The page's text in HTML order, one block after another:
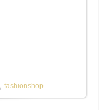
fashionshop